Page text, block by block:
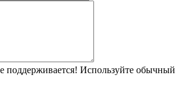
поддерживается! Используйте обычный